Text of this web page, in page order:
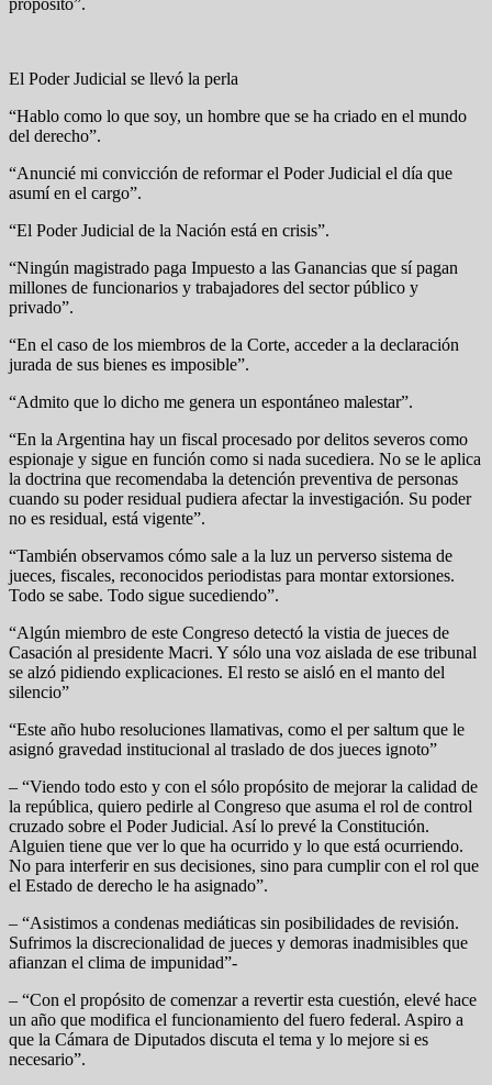
El Poder Judicial se llevó la perla
“Hablo como lo que soy, un hombre que se ha criado en el mundo
del derecho”.
“Anuncié mi convicción de reformar el Poder Judicial el día que
asumí en el cargo”.
“El Poder Judicial de la Nación está en crisis”.
“Ningún magistrado paga Impuesto a las Ganancias que sí pagan
millones de funcionarios y trabajadores del sector público y
privado”.
“En el caso de los miembros de la Corte, acceder a la declaración
jurada de sus bienes es imposible”.
“Admito que lo dicho me genera un espontáneo malestar”.
“En la Argentina hay un fiscal procesado por delitos severos como
espionaje y sigue en función como si nada sucediera. No se le aplica
la doctrina que recomendaba la detención preventiva de personas
cuando su poder residual pudiera afectar la investigación. Su poder
no es residual, está vigente”.
“También observamos cómo sale a la luz un perverso sistema de
jueces, fiscales, reconocidos periodistas para montar extorsiones.
Todo se sabe. Todo sigue sucediendo”.
“Algún miembro de este Congreso detectó la vistia de jueces de
Casación al presidente Macri. Y sólo una voz aislada de ese tribunal
se alzó pidiendo explicaciones. El resto se aisló en el manto del
silencio”
“Este año hubo resoluciones llamativas, como el per saltum que le
asignó gravedad institucional al traslado de dos jueces ignoto”
– “Viendo todo esto y con el sólo propósito de mejorar la calidad de
la república, quiero pedirle al Congreso que asuma el rol de control
cruzado sobre el Poder Judicial. Así lo prevé la Constitución.
Alguien tiene que ver lo que ha ocurrido y lo que está ocurriendo.
No para interferir en sus decisiones, sino para cumplir con el rol que
el Estado de derecho le ha asignado”.
– “Asistimos a condenas mediáticas sin posibilidades de revisión.
Sufrimos la discrecionalidad de jueces y demoras inadmisibles que
afianzan el clima de impunidad”-
– “Con el propósito de comenzar a revertir esta cuestión, elevé hace
un año que modifica el funcionamiento del fuero federal. Aspiro a
que la Cámara de Diputados discuta el tema y lo mejore si es
necesario”.